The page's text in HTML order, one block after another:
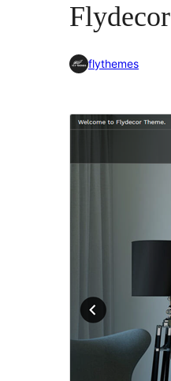
Flydecor
flythemes